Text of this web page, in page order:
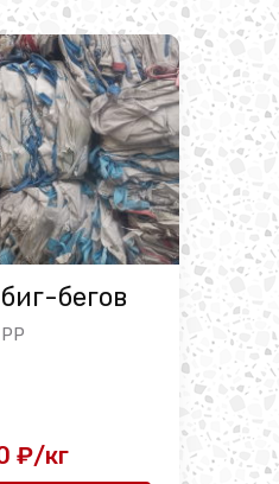
бегов
PP
₽/кг